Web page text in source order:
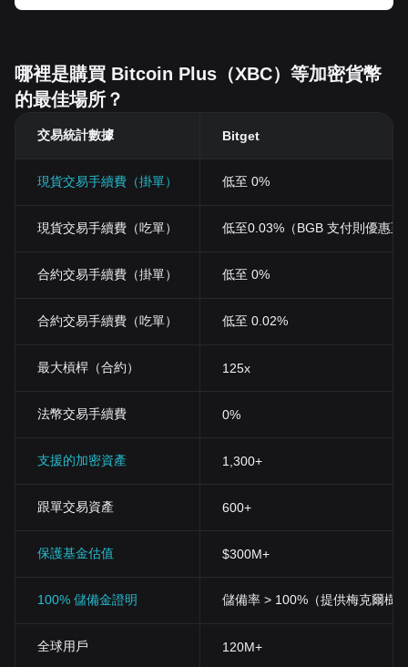
絡。
化，不存在單一節點的控制問題，從根本上解決了傳統金融體系中
的中心化問題。
匿名性：Bitcoin Plus Token 的匿名性讓用戶在進行交易時能保持身
安全性：基於區塊鏈技術的特性，未經用戶許可的交易幾乎不可能
全球無縫轉賬
：Bitcoin Plus Token 全球匯款和錢包到錢包轉賬只需
數分鐘，遠快於傳統的跨行或者跨國匯款。
Bitcoin Plus Token 在未來將繼續致力於加強其生態體系的建設，讓
哪裡是購買 Bitcoin Plus（XBC）等加密貨幣
的最佳場所？
交易統計數據 Bitget
現貨交易手續費（掛單） 低至 0%
現貨交易手續費（吃單） 低至0.03%（BGB 支付則優惠至
合約交易手續費（掛單） 低至 0%
合約交易手續費（吃單） 低至 0.02%
最大槓桿（合約） 125x
法幣交易手續費 0%
支援的加密資產 1,300+
跟單交易資產 600+
保護基金估值 $300M+
100% 儲備金證明 儲備率 > 100%（提供梅克爾樹
全球用戶 120M+